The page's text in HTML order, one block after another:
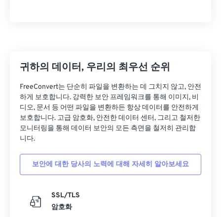
귀하의 데이터, 우리의 최우선 순위
FreeConvert는 단순히 파일을 변환하는 데 그치지 않고, 안전
하게 보호합니다. 강력한 보안 프레임워크를 통해 이미지, 비
디오, 문서 등 어떤 파일을 변환하든 항상 데이터를 안전하게
보호합니다. 고급 암호화, 안전한 데이터 센터, 그리고 철저한
모니터링을 통해 데이터 보안의 모든 측면을 철저히 관리합
니다.
보안에 대한 당사의 노력에 대해 자세히 알아보세요
SSL/TLS
암호화